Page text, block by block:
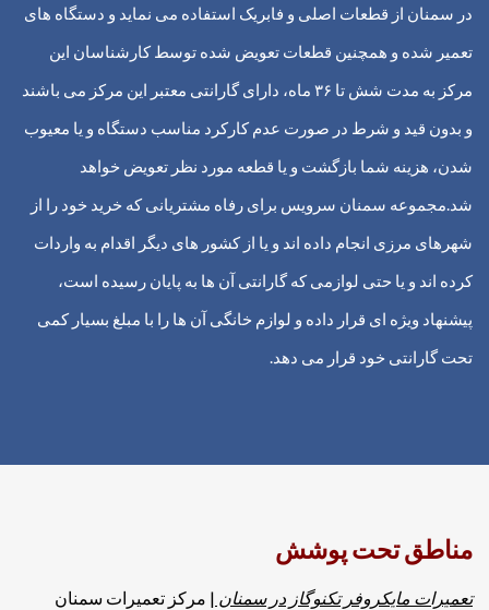
در سمنان از قطعات اصلی و فابریک استفاده می نماید و دستگاه های
تعمیر شده و همچنین قطعات تعویض شده توسط کارشناسان این
مرکز به مدت شش تا ۳۶ ماه، دارای گارانتی معتبر این مرکز می باشند
و بدون قید و شرط در صورت عدم کارکرد مناسب دستگاه و یا معیوب
شدن، هزینه شما بازگشت و یا قطعه مورد نظر تعویض خواهد
شد.مجموعه سمنان سرویس برای رفاه مشتریانی که خرید خود را از
شهرهای مرزی انجام داده اند و یا از کشور های دیگر اقدام به واردات
کرده اند و یا حتی لوازمی که گارانتی آن ها به پایان رسیده است،
پیشنهاد ویژه ای قرار داده و لوازم خانگی آن ها را با مبلغ بسیار کمی
تحت گارانتی خود قرار می دهد.
مناطق تحت پوشش
تعمیرات مایکروفر تکنوگاز در سمنان | مرکز تعمیرات سمنان